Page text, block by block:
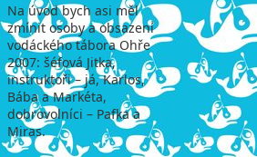
Na úvod bych asi měl
zmínit osoby a obsazení
vodáckého tábora Ohře
2007: šéfová Jitka,
instruktoři – já, Karlos,
Bába a Markéta,
dobrovolníci – Pafka a
Miras.